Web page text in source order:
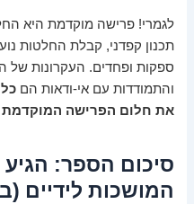
לגמרי! פרישה מוקדמת היא
תכנון קפדני, קבלת החלטות
ספקות ופחדים. העקרונות של
והתמודדות עם אי-ודאות הם
את חלום הפרישה המוקדמת
סיכום הספר:
המושכות לידיים